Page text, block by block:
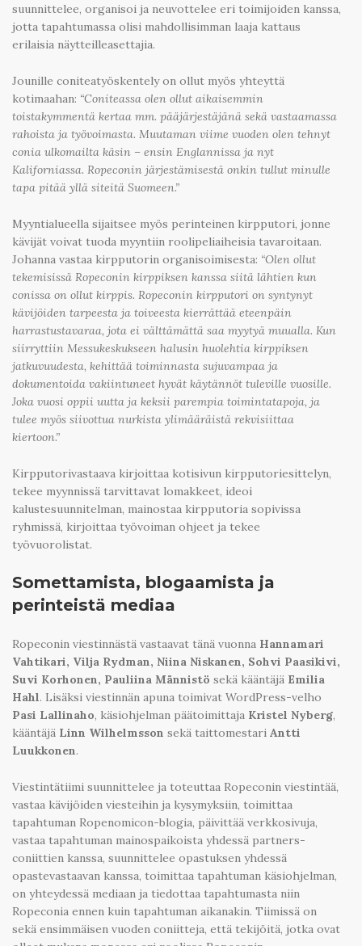
suunnittelee, organisoi ja neuvottelee eri toimijoiden kanssa,
jotta tapahtumassa olisi mahdollisimman laaja kattaus
erilaisia näytteilleasettajia.
Jounille coniteatyöskentely on ollut myös yhteyttä
kotimaahan: “Coniteassa olen ollut aikaisemmin
toistakymmentä kertaa mm. pääjärjestäjänä sekä vastaamassa
rahoista ja työvoimasta. Muutaman viime vuoden olen tehnyt
conia ulkomailta käsin – ensin Englannissa ja nyt
Kaliforniassa. Ropeconin järjestämisestä onkin tullut minulle
tapa pitää yllä siteitä Suomeen.”
Myyntialueella sijaitsee myös perinteinen kirpputori, jonne
kävijät voivat tuoda myyntiin roolipeliaiheisia tavaroitaan.
Johanna vastaa kirpputorin organisoimisesta: “Olen ollut
tekemisissä Ropeconin kirppiksen kanssa siitä lähtien kun
conissa on ollut kirppis. Ropeconin kirpputori on syntynyt
kävijöiden tarpeesta ja toiveesta kierrättää eteenpäin
harrastustavaraa, jota ei välttämättä saa myytyä muualla. Kun
siirryttiin Messukeskukseen halusin huolehtia kirppiksen
jatkuvuudesta, kehittää toiminnasta sujuvampaa ja
dokumentoida vakiintuneet hyvät käytännöt tuleville vuosille.
Joka vuosi oppii uutta ja keksii parempia toimintatapoja, ja
tulee myös siivottua nurkista ylimääräistä rekvisiittaa
kiertoon.”
Kirpputorivastaava kirjoittaa kotisivun kirpputoriesittelyn,
tekee myynnissä tarvittavat lomakkeet, ideoi
kalustesuunnitelman, mainostaa kirpputoria sopivissa
ryhmissä, kirjoittaa työvoiman ohjeet ja tekee
työvuorolistat.
Somettamista, blogaamista ja
perinteistä mediaa
Ropeconin viestinnästä vastaavat tänä vuonna Hannamari
Vahtikari, Vilja Rydman, Niina Niskanen, Sohvi Paasikivi,
Suvi Korhonen, Pauliina Männistö sekä kääntäjä Emilia
Hahl. Lisäksi viestinnän apuna toimivat WordPress-velho
Pasi Lallinaho, käsiohjelman päätoimittaja Kristel Nyberg,
kääntäjä Linn Wilhelmsson sekä taittomestari Antti
Luukkonen.
Viestintätiimi suunnittelee ja toteuttaa Ropeconin viestintää,
vastaa kävijöiden viesteihin ja kysymyksiin, toimittaa
tapahtuman Ropenomicon-blogia, päivittää verkkosivuja,
vastaa tapahtuman mainospaikoista yhdessä partners-
coniittien kanssa, suunnittelee opastuksen yhdessä
opastevastaavan kanssa, toimittaa tapahtuman käsiohjelman,
on yhteydessä mediaan ja tiedottaa tapahtumasta niin
Ropeconia ennen kuin tapahtuman aikanakin. Tiimissä on
sekä ensimmäisen vuoden coniitteja, että tekijöitä, jotka ovat